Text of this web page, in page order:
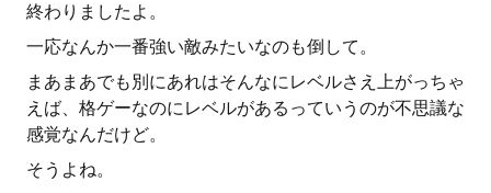
終わりましたよ。
一応なんか一番強い敵みたいなのも倒して。
まあまあでも別にあれはそんなにレベルさえ上がっちゃ
えば、格ゲーなのにレベルがあるっていうのが不思議な
感覚なんだけど。
そうよね。